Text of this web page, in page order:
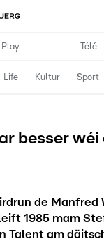
Play Télé
Life Kultur Sport
besser wéi
de Manfred
1985 mam
Talent am